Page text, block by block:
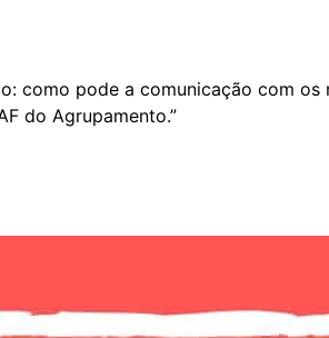
como pode a comunicação com
do Agrupamento.”